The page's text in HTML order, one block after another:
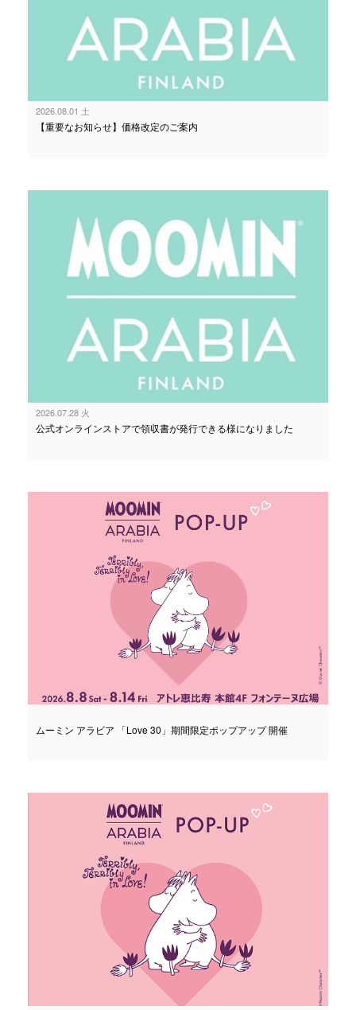
2026.08.01 土
【重要なお知らせ】価格改定のご案内
2026.07.28 火
公式オンラインストアで領収書が発行できる様になりました
ムーミン アラビア 「Love 30」期間限定ポップアップ 開催